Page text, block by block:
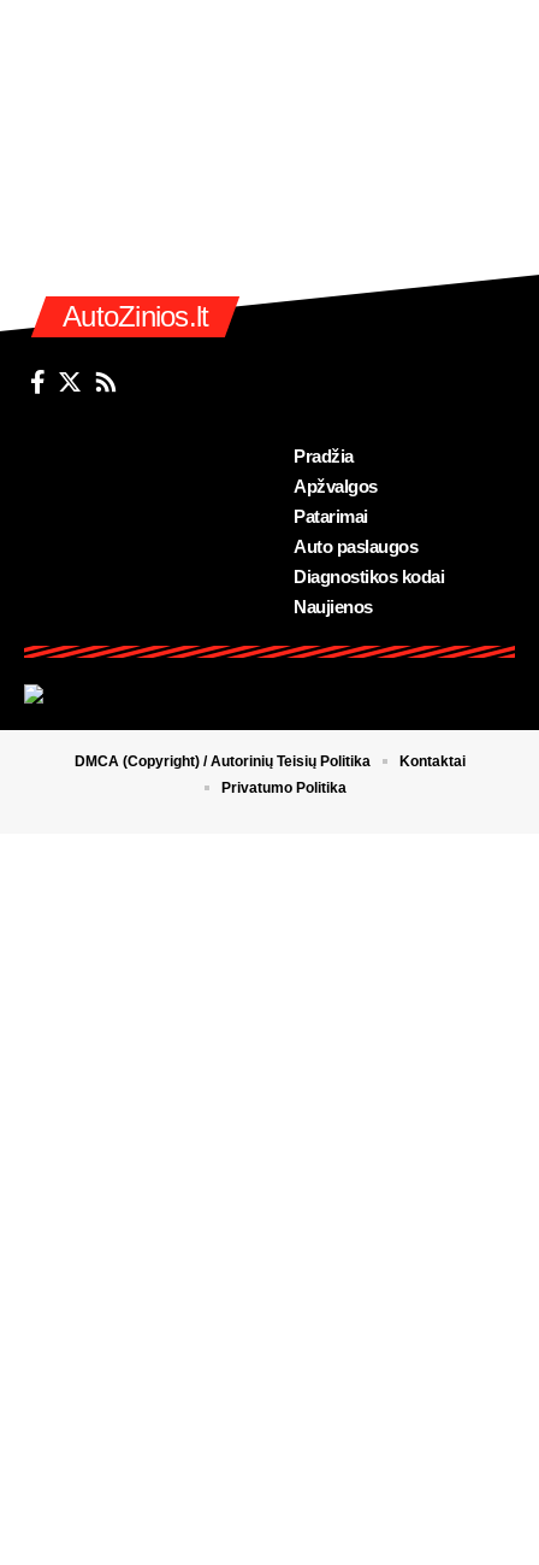
AutoZinios.lt
Pradžia
Apžvalgos
Patarimai
Auto paslaugos
Diagnostikos kodai
Naujienos
DMCA (Copyright) / Autorinių Teisių Politika
Kontaktai
Privatumo Politika